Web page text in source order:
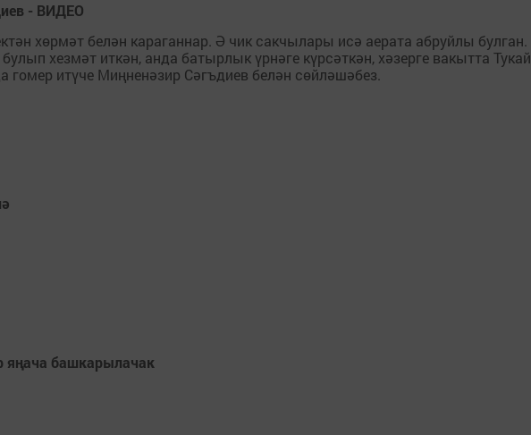
- ВИДЕО
хөрмәт белән караганнар. Ә чик сакчылары исә аерата абруйлы булган.
хезмәт иткән, анда батырлык үрнәге күрсәткән, хәзерге вакытта Тукай
итүче Миңненәзир Сәгъдиев белән сөйләшәбез.
яңача башкарылачак